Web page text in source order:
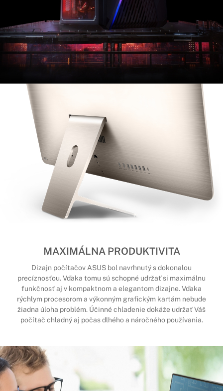
MAXIMÁLNA PRODUKTIVITA
Dizajn počítačov ASUS bol navrhnutý s dokonalou
precíznosťou. Vďaka tomu sú schopné udržať si maximálnu
funkčnosť aj v kompaktnom a elegantom dizajne. Vďaka
rýchlym procesorom a výkonným grafickým kartám nebude
žiadna úloha problém. Účinné chladenie dokáže udržať Váš
počítač chladný aj počas dlhého a náročného používania.